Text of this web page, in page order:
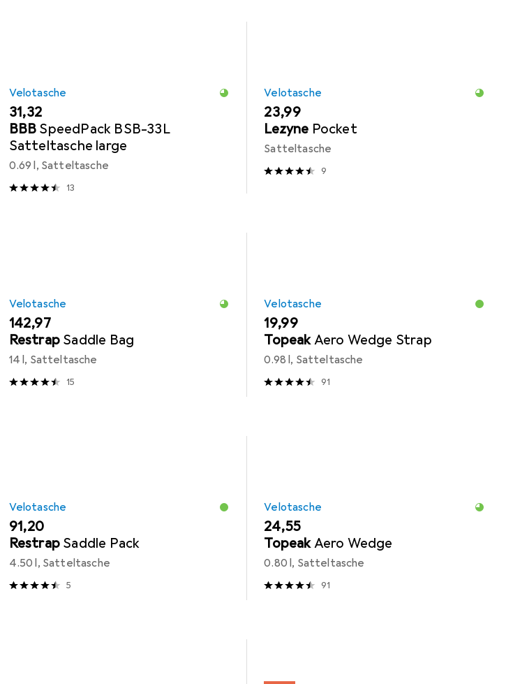
Velotasche
EUR
31,32
BBB SpeedPack BSB-33L
Satteltasche large
0.69 l, Satteltasche
13
Velotasche
EUR
23,99
Lezyne Pocket
Satteltasche
9
Velotasche
EUR
142,97
Restrap Saddle Bag
14 l, Satteltasche
15
Velotasche
EUR
19,99
TopeakAero Wedge Strap
0.98 l, Satteltasche
91
Velotasche
EUR
91,20
Restrap Saddle Pack
4.50 l, Satteltasche
5
Velotasche
EUR
24,55
TopeakAero Wedge
0.80 l, Satteltasche
91